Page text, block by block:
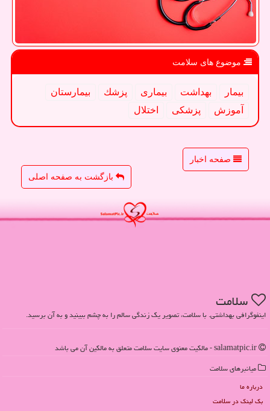
موضوع های سلامت
بیمار بهداشت بیماری پزشك
بیمارستان
آموزش
پزشكی اختلال
صفحه اخبار
بازگشت به صفحه اصلی
سلامت
اینفوگرافی بهداشتی. با سلامت، تصویر یک زندگی سالم را به چشم ببینید و به آن برسید.
میانبرهای سلامت
درباره ما
بک لینک در سلامت